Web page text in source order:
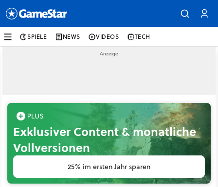
SPIELE NEWS VIDEOS TECH
Exklusiver Content & monatliche
Vollversionen
25% im ersten Jahr sparen